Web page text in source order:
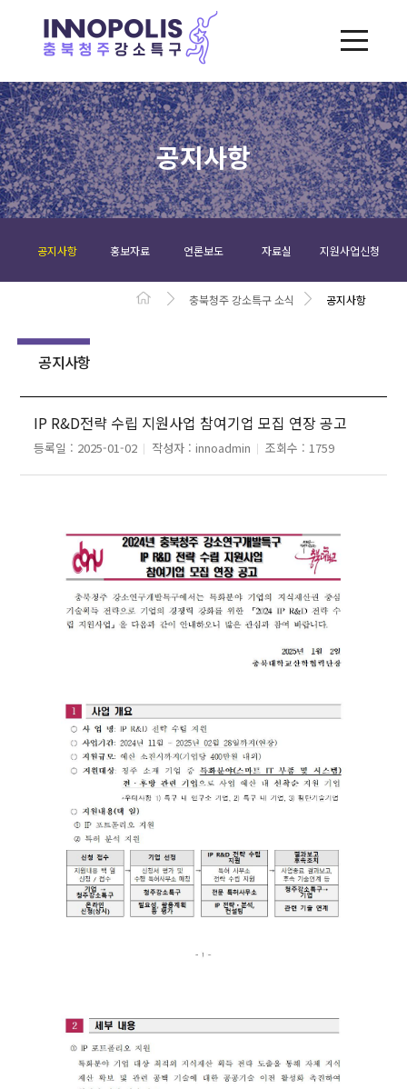
공지사항
공지사항 홍보자료 언론보도 자료실 지원사업신청
충북청주 강소특구 소식 공지사항
공지사항
IP R&D전략 수립 지원사업 참여기업 모집 연장 공고
등록일 : 2025-01-02 작성자 :innoadmin 조회수 :1759